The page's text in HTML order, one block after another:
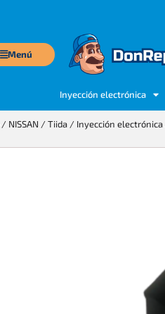
Menú
Inyección electrónica
/ NISSAN /Tiida / Inyección electrónica